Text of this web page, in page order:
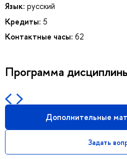
Язык: русский
Кредиты: 5
Контактные часы: 62
Программа
Дополнительные
Задать